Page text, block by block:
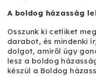
A boldog házasság
Osszunk ki cetliket
darabot, és mindenki
dolgot, amiről úgy
lesz a boldog
készül a Boldog